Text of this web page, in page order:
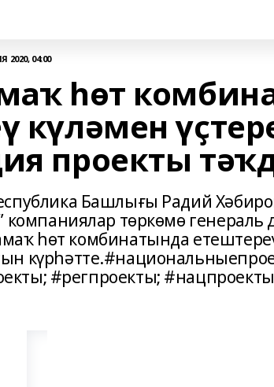
2020, 04:00
һөт
күләмен
проекты
Башлығы Радий
компаниялар төркөмө
һөт комбинатында
#регпроекты;